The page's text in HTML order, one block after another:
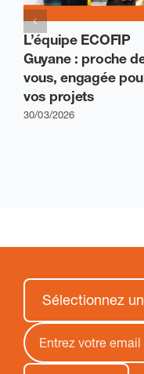
L’équipe ECOFIP
Guyane : proche
vous, engagée
vos projets
30/03/2026